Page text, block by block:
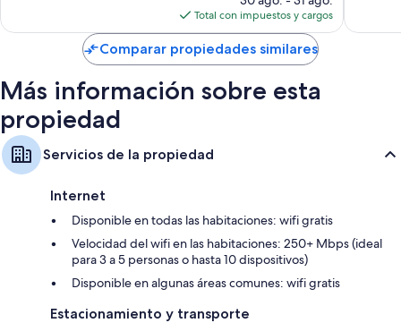
actual
es
de
$202
Total con impuestos y cargos
Comparar propiedades similares
Más información sobre esta
propiedad
Servicios de la propiedad
Internet
Disponible en todas las habitaciones: wifi gratis
Velocidad del wifi en las habitaciones: 250+ Mbps (ideal
para 3 a 5 personas o hasta 10 dispositivos)
Disponible en algunas áreas comunes: wifi gratis
Estacionamiento y transporte